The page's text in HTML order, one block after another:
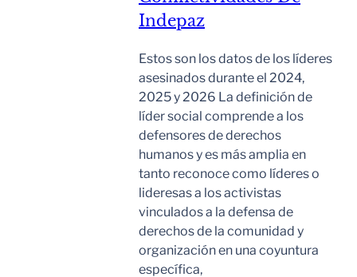
Indepaz
Estos son los datos de los líderes
asesinados durante el 2024,
2025 y 2026 La definición de
líder social comprende a los
defensores de derechos
humanos y es más amplia en
tanto reconoce como líderes o
lideresas a los activistas
vinculados a la defensa de
derechos de la comunidad y
organización en una coyuntura
específica,